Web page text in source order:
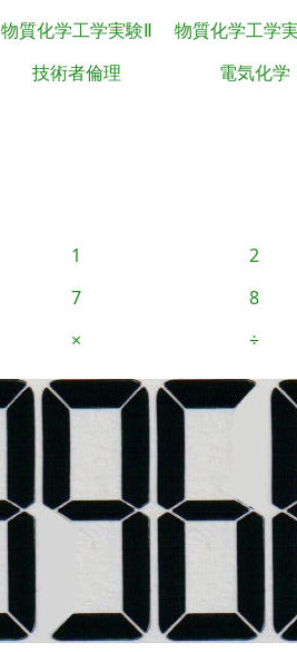
物質化学工学実験Ⅱ
物質化学工学
技術者倫理 電気化学
1
2
7
8
× ÷